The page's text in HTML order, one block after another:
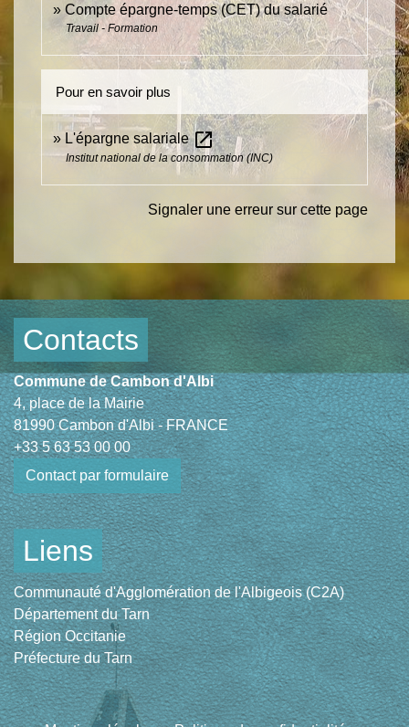
Compte épargne-temps (CET) du salarié
Travail - Formation
Pour en savoir plus
L'épargne salarialeopen_in_new
Institut national de la consommation (INC)
Signaler une erreur sur cette page
Contacts
Commune de Cambon d'Albi
4, place de la Mairie
81990 Cambon d'Albi - FRANCE
+33 5 63 53 00 00
Contact par formulaire
Liens
Communauté d'Agglomération de l'Albigeois (C2A)
Département du Tarn
Région Occitanie
Préfecture du Tarn